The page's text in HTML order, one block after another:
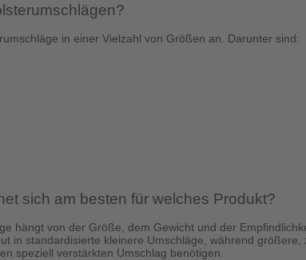
in einer Vielzahl von Größen an. Darunter sind:
sich am besten für welches Produkt?
hängt von der Größe, dem Gewicht und der
in standardisierte kleinere Umschläge, während größere,
speziell verstärkten Umschlag benötigen.